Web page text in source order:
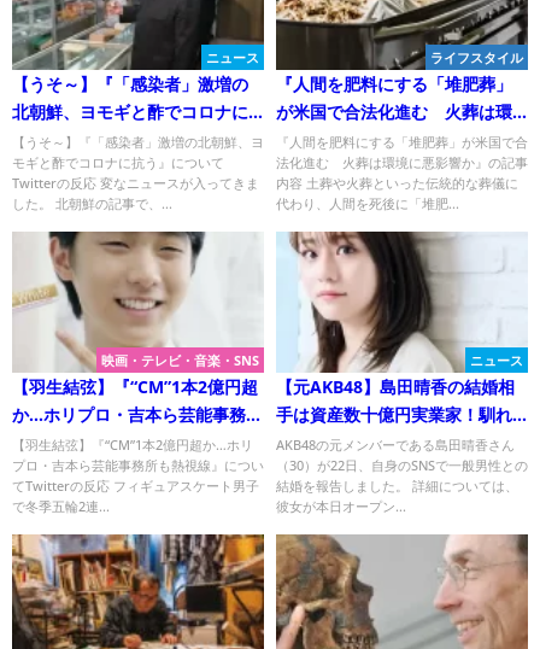
ニュース
【うそ～】『「感染者」激増の
北朝鮮、ヨモギと酢でコロナに
抗う』についてTwitterの反応
【うそ～】『「感染者」激増の北朝鮮、ヨ
モギと酢でコロナに抗う』について
Twitterの反応 変なニュースが入ってきま
した。 北朝鮮の記事で、...
ライフスタイル
『人間を肥料にする「堆肥葬」
が米国で合法化進む 火葬は環
境に悪影響か』のネットの反応
『人間を肥料にする「堆肥葬」が米国で合
法化進む 火葬は環境に悪影響か』の記事
内容 土葬や火葬といった伝統的な葬儀に
代わり、人間を死後に「堆肥...
映画・テレビ・音楽・SNS
【羽生結弦】『“CM”1本2億円超
か…ホリプロ・吉本ら芸能事務所
も熱視線』についてTwitterの反
応
【羽生結弦】『“CM”1本2億円超か…ホリ
プロ・吉本ら芸能事務所も熱視線』につい
てTwitterの反応 フィギュアスケート男子
で冬季五輪2連...
ニュース
【元AKB48】島田晴香の結婚相
手は資産数十億円実業家！馴れ
初めは？
AKB48の元メンバーである島田晴香さん
（30）が22日、自身のSNSで一般男性との
結婚を報告しました。 詳細については、
彼女が本日オープン...